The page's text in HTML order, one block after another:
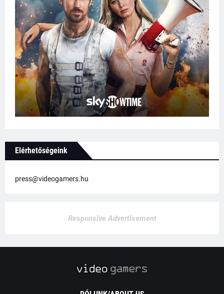
Elérhetőségeink
press@videogamers.hu
Responsive Advertisement